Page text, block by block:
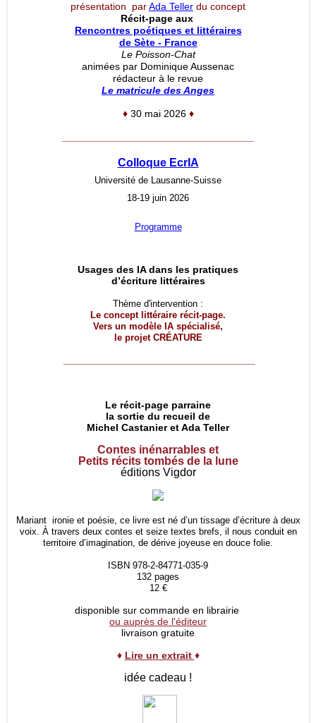
présentation parAda Teller du concept
Récit-page aux
Rencontres poétiques et littéraires
de Sète - France
Le Poisson-Chat
animées par Dominique Aussenac
rédacteur à le revue
Le matricule des Anges
♦ 30 mai 2026 ♦
Colloque EcrIA
Université de Lausanne-Suisse
18-19 juin 2026
Programme
Usages des IA dans les pratiques
d’écriture littéraires
Thème d'intervention :
Le concept littéraire récit-page.
Vers un modèle IA spécialisé,
le projet CRÉATURE
Le récit-page parraine
la sortie du recueil de
Michel Castanier et Ada Teller
Contes inénarrables et
Petits récits tombés de la lune
éditions Vigdor
Mariant ironie et poésie, ce livre est né d’un tissage d’écriture à deux
voix. À travers deux contes et seize textes brefs, il nous conduit en
territoire d’imagination, de dérive joyeuse en douce folie.
ISBN 978-2-84771-035-9
132 pages
12 €
disponible sur commande en librairie
ou auprès de l'éditeur
livraison gratuite
♦ Lire un extrait ♦
idée cadeau !